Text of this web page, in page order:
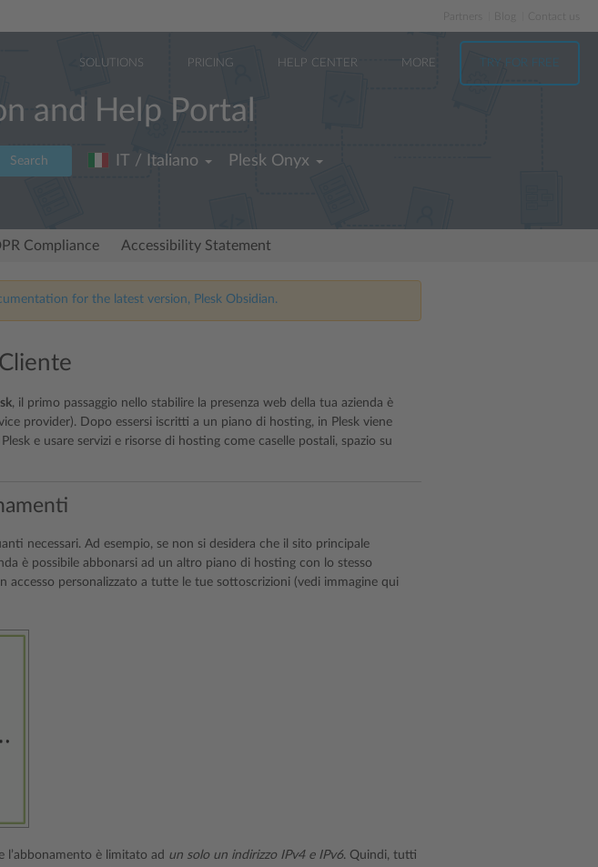
Partners
SOLUTIONS PRICING HELP CENTER MORE TRY FOR FREE
and Help Portal
Search IT / Italiano Plesk Onyx
Compliance Accessibility Statement
for the latest version, Plesk Obsidian.
, il primo passaggio nello stabilire la presenza web della tua azienda è
provider). Dopo essersi iscritti a un piano di hosting, in Plesk viene
e usare servizi e risorse di hosting come caselle postali, spazio su
necessari. Ad esempio, se non si desidera che il sito principale
è possibile abbonarsi ad un altro piano di hosting con lo stesso
personalizzato a tutte le tue sottoscrizioni (vedi immagine qui
l’abbonamento è limitato ad un solo un indirizzo IPv4 e IPv6. Quindi, tutti